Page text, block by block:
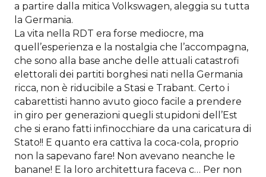
a partire dalla mitica Volkswagen, aleggia su tutta
la Germania.
La vita nella RDT era forse mediocre, ma
quell’esperienza e la nostalgia che l’accompagna,
che sono alla base anche delle attuali catastrofi
elettorali dei partiti borghesi nati nella Germania
ricca, non è riducibile a Stasi e Trabant. Certo i
cabarettisti hanno avuto gioco facile a prendere
in giro per generazioni quegli stupidoni dell’Est
che si erano fatti infinocchiare da una caricatura di
Stato!! E quanto era cattiva la coca-cola, proprio
non la sapevano fare! Non avevano neanche le
banane! E la loro architettura faceva c… Per non